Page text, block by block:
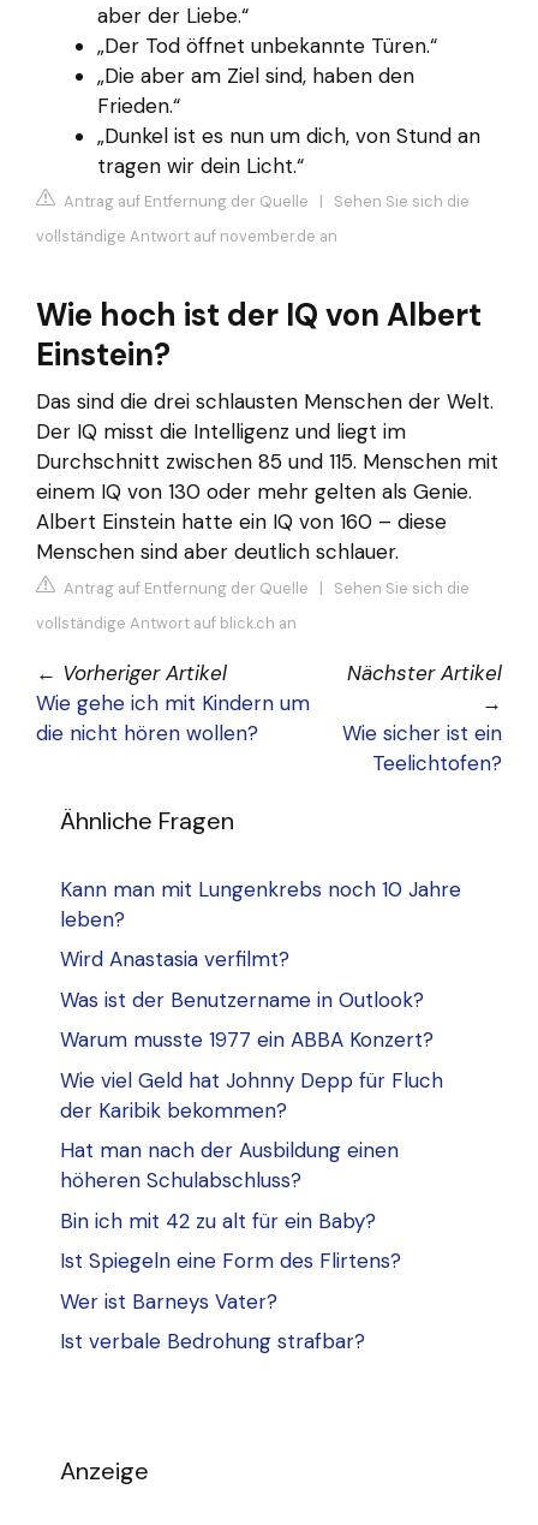
aber der Liebe.“
„Der Tod öffnet unbekannte Türen.“
„Die aber am Ziel sind, haben den
Frieden.“
„Dunkel ist es nun um dich, von Stund an
tragen wir dein Licht.“
Antrag auf Entfernung der Quelle | Sehen Sie sich die
vollständige Antwort auf november.de an
Wie hoch ist der IQ von Albert
Einstein?
Das sind die drei schlausten Menschen der Welt.
Der IQ misst die Intelligenz und liegt im
Durchschnitt zwischen 85 und 115. Menschen mit
einem IQ von 130 oder mehr gelten als Genie.
Albert Einstein hatte ein IQ von 160 – diese
Menschen sind aber deutlich schlauer.
Antrag auf Entfernung der Quelle | Sehen Sie sich die
vollständige Antwort auf blick.ch an
← Vorheriger Artikel
Wie gehe ich mit Kindern um
die nicht hören wollen?
Nächster Artikel
→
Wie sicher ist ein
Teelichtofen?
Ähnliche Fragen
Kann man mit Lungenkrebs noch 10 Jahre
leben?
Wird Anastasia verfilmt?
Was ist der Benutzername in Outlook?
Warum musste 1977 ein ABBA Konzert?
Wie viel Geld hat Johnny Depp für Fluch
der Karibik bekommen?
Hat man nach der Ausbildung einen
höheren Schulabschluss?
Bin ich mit 42 zu alt für ein Baby?
Ist Spiegeln eine Form des Flirtens?
Wer ist Barneys Vater?
Ist verbale Bedrohung strafbar?
Anzeige